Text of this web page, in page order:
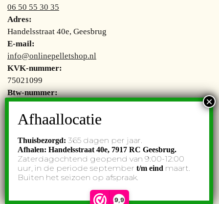
9,9
06 50 55 30 35
Adres:
Handelsstraat 40e, Geesbrug
E-mail:
info@onlinepelletshop.nl
KVK-nummer:
75021099
Btw-nummer:
NL002755277B48
© Onlinepelletshop. All rights reserved. Website bySubbs
Thuisbezorgd: 365 dagen per jaar.
Afhalen: Handelsstraat 40e, 7917 RC Geesbrug.
Zaterdagochtend geopend van 9:00-12:00
uur, in de periode september t/m eind maart.
Buiten het seizoen op afspraak.